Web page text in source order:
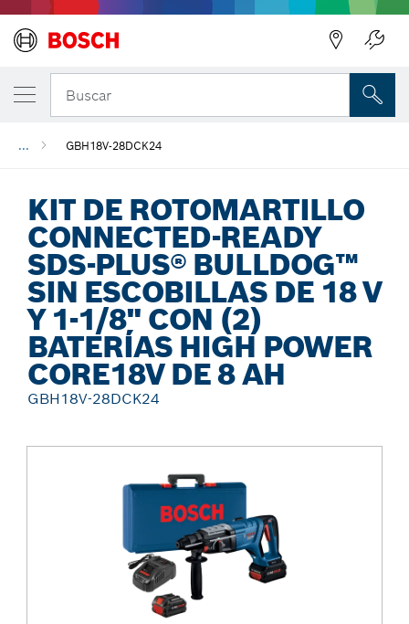
Buscar
... GBH18V-28DCK24
KIT DE ROTOMARTILLO
CONNECTED-READY
SDS-PLUS® BULLDOG™
SIN ESCOBILLAS DE 18 V
Y 1-1/8" CON (2)
BATERÍAS HIGH POWER
CORE18V DE 8 AH
GBH18V-28DCK24